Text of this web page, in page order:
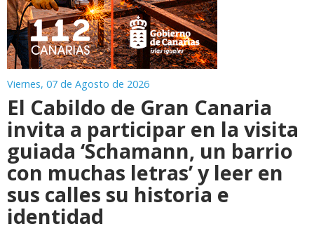
Viernes, 07 de Agosto de 2026
El Cabildo de Gran Canaria
invita a participar en la visita
guiada ‘Schamann, un barrio
con muchas letras’ y leer en
sus calles su historia e
identidad